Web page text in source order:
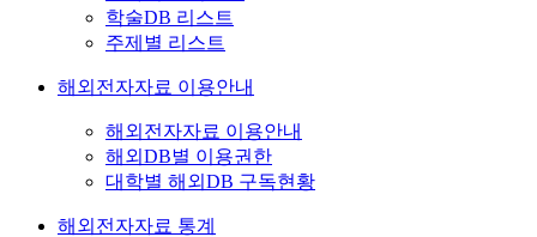
학술DB 리스트
주제별 리스트
해외전자자료 이용안내
해외전자자료 이용안내
해외DB별 이용권한
대학별 해외DB 구독현황
해외전자자료 통계